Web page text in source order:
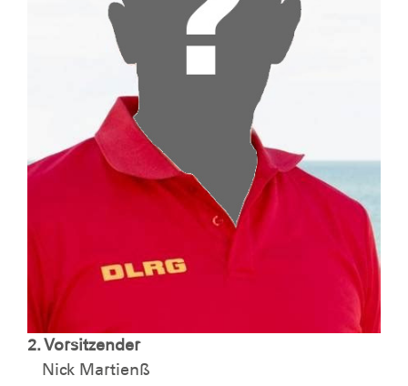
2. Vorsitzender
Nick Martienß